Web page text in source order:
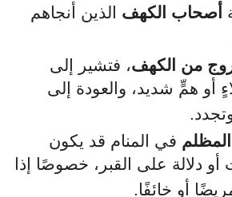
أصحاب الكهف الذين أنجاهم
من الكهف، فتشير إلى
أو همٍّ شديد، والعودة إلى
في المنام قد يكون
أو دلالة على القبر، خصوصًا إذا
أو خائفًا.